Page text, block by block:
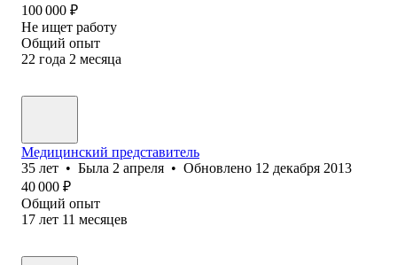
100 000 ₽
Не ищет работу
Общий опыт
22 года 2 месяца
Медицинский представитель
35 лет • Была 2 апреля • Обновлено 12 декабря 2013
40 000 ₽
Общий опыт
17 лет 11 месяцев